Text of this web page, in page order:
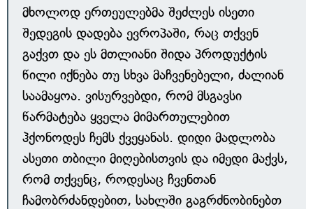
მხოლოდ ერთეულებმა შეძლეს ისეთი
შედეგის დადება ევროპაში, რაც თქვენ
გაქვთ და ეს მთლიანი შიდა პროდუქტის
წილი იქნება თუ სხვა მაჩვენებელი, ძალიან
საამაყოა. ვისურვებდი, რომ მსგავსი
წარმატება ყველა მიმართულებით
ჰქონოდეს ჩემს ქვეყანას. დიდი მადლობა
ასეთი თბილი მიღებისთვის და იმედი მაქვს,
რომ თქვენც, როდესაც ჩვენთან
ჩამობრძანდებით, სახლში გაგრძნობინებთ